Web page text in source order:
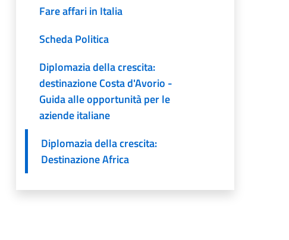
Fare affari in Italia
Scheda Politica
Diplomazia della crescita:
destinazione Costa d'Avorio -
Guida alle opportunità per le
aziende italiane
Diplomazia della crescita:
Destinazione Africa